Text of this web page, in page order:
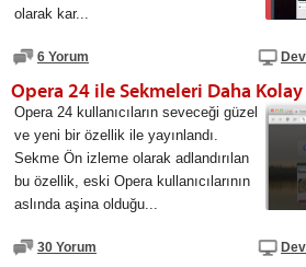
olarak kar...
6 Yorum
Opera 24 ile Sekmeleri Daha
Opera 24 kullanıcıların seveceği güzel
ve yeni bir özellik ile yayınlandı.
Sekme Ön izleme olarak adlandırılan
bu özellik, eski Opera kullanıcılarının
aslında aşina olduğu...
30 Yorum